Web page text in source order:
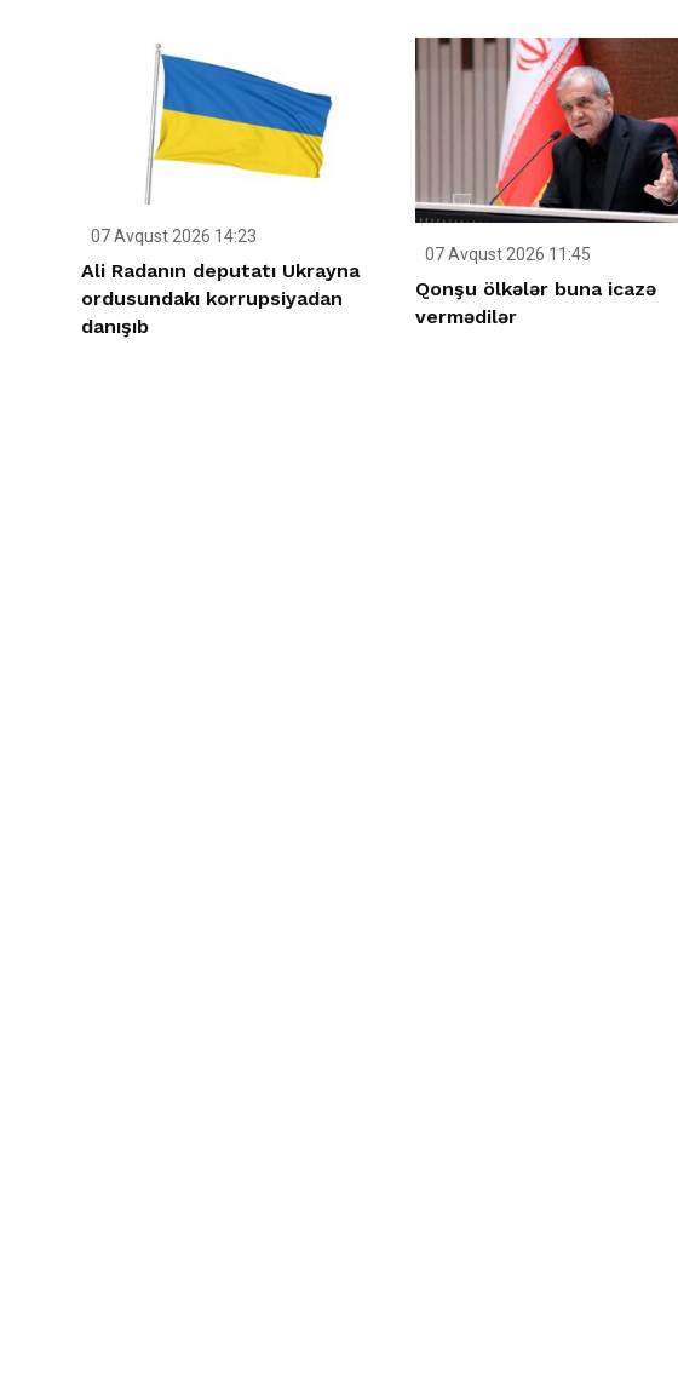
07 Avqust 2026 14:23
Ali Radanın deputatı Ukrayna
ordusundakı korrupsiyadan
danışıb
07 Avqust 2026 11:45
Qonşu ölkələr buna icazə
vermədilər